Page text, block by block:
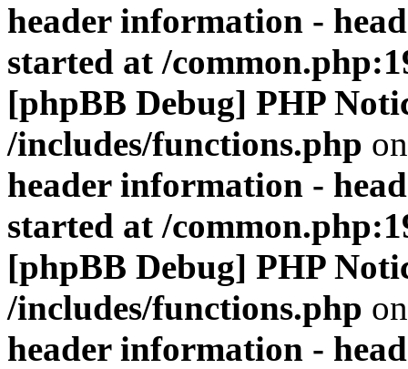
header information -
started at /
[phpBB Debug] PHP
/includes/functions.php
header information -
started at /
[phpBB Debug] PHP
/includes/functions.php
header information -